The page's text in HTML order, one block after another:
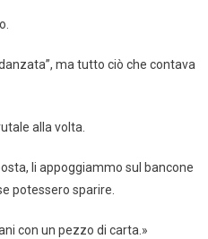
ma tutto ciò che contava
alla volta.
li appoggiammo sul bancone
potessero sparire.
con un pezzo di carta.»